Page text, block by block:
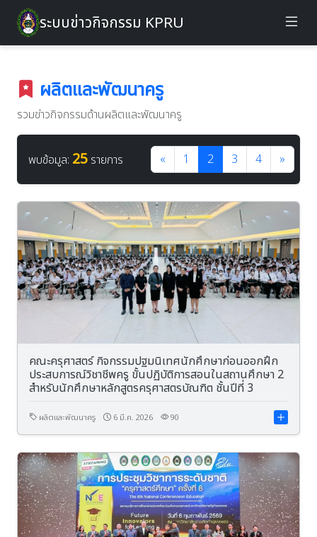
ระบบข่าวกิจกรรม KPRU
ผลิตและพัฒนาครู
รวมข่าวกิจกรรมด้านผลิตและพัฒนาครู
พบข้อมูล: 25 รายการ « 1 2 3 4 »
คณะครุศาสตร์ กิจกรรมปฐมนิเทศนักศึกษาก่อนออกฝึก
ประสบการณ์วิชาชีพครู ขั้นปฏิบัติการสอนในสถานศึกษา 2
สำหรับนักศึกษาหลักสูตรครุศาสตรบัณฑิต ชั้นปีที่ 3
ผลิตและพัฒนาครู 6 มี.ค. 2026 90